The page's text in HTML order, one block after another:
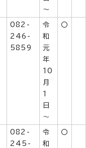
～
082-
246-
5859
令
和
元
年
10
月
1
日
～
〇
082-
245-
令
和
〇